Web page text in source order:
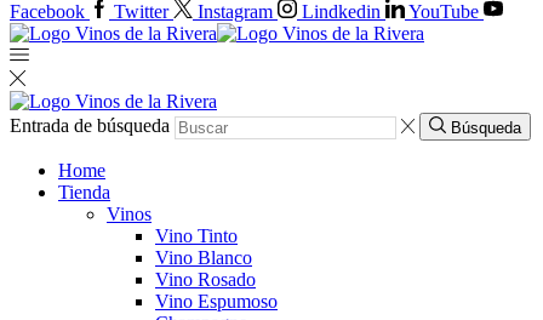
Facebook
Twitter Instagram Lindkedin YouTube
Entrada de búsqueda Búsqueda
Home
Tienda
Vinos
Vino Tinto
Vino Blanco
Vino Rosado
Vino Espumoso